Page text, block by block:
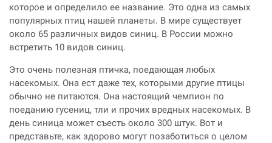
которое и определило ее название. Это одна из самых
популярных птиц нашей планеты. В мире существует
около 65 различных видов синиц. В России можно
встретить 10 видов синиц.
Это очень полезная птичка, поедающая любых
насекомых. Она ест даже тех, которыми другие птицы
обычно не питаются. Она настоящий чемпион по
поеданию гусениц, тли и прочих вредных насекомых. В
день синица может съесть около 300 штук. Вот и
представьте, как здорово могут позаботиться о целом